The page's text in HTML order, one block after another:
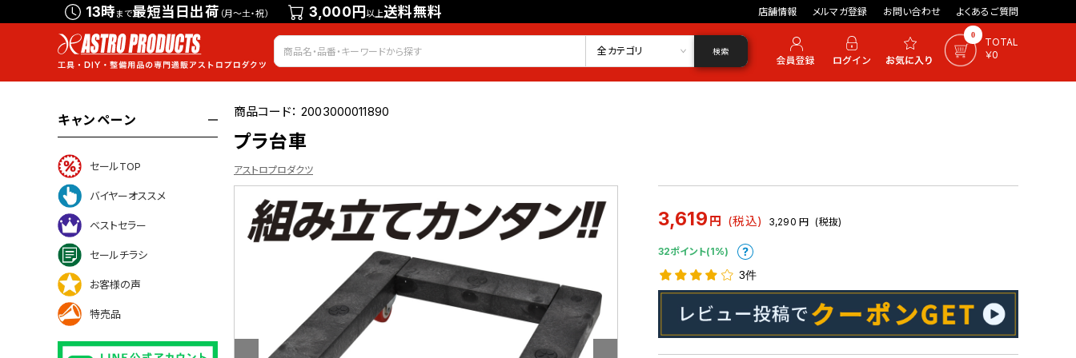
13時まで最短当日出荷 （月～土・祝） 3,000円以上送料無料 店舗情報 メルマガ登録 お問い合わせ よくあるご質問
会員登録 ログイン お気に入り 0
TOTAL
￥0
全カテゴリ 検索
キャンペーン
セールTOP
バイヤーオススメ
ベストセラー
セールチラシ
お客様の声
特売品
商品コード：2003000011890
プラ台車
アストロプロダクツ
3,619 円 (税込) 3,290 円 (税抜)
32ポイント(1%)
3件